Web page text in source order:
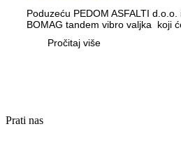
Poduzeću PEDOM ASFALTI
BOMAG tandem vibro valjka koji
Pročitaj više
Prati nas